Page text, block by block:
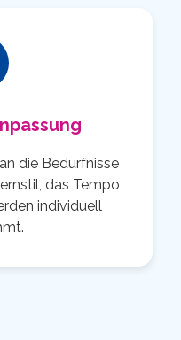
die Bedürfnisse
das Tempo
individuell